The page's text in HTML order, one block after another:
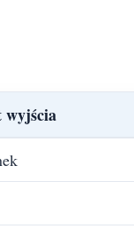
wyjścia